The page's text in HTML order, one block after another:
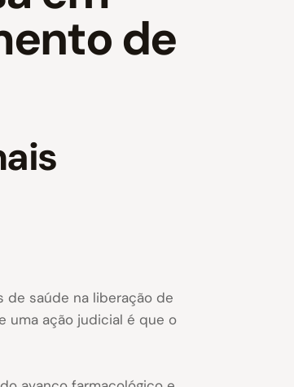
de
de saúde na liberação de
uma ação judicial é que o